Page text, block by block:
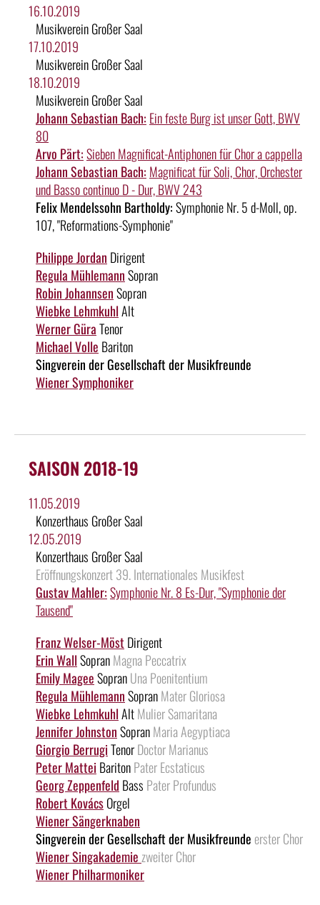
16.10.2019
Musikverein Großer Saal
17.10.2019
Musikverein Großer Saal
18.10.2019
Musikverein Großer Saal
Johann Sebastian Bach: Ein feste Burg ist unser Gott, BWV
80
Arvo Pärt:Sieben Magnificat-Antiphonen für Chor a cappella
Johann Sebastian Bach: Magnificat für Soli, Chor, Orchester
und Basso continuo D - Dur, BWV 243
Felix Mendelssohn Bartholdy:Symphonie Nr. 5 d-Moll, op.
107, "Reformations-Symphonie"
Philippe Jordan Dirigent
Regula MühlemannSopran
Robin JohannsenSopran
Wiebke LehmkuhlAlt
Werner GüraTenor
Michael Volle Bariton
Singverein der Gesellschaft der Musikfreunde
Wiener Symphoniker
SAISON 2018-19
11.05.2019
Konzerthaus Großer Saal
12.05.2019
Konzerthaus Großer Saal
Eröffnungskonzert 39. Internationales Musikfest
Gustav Mahler:Symphonie Nr. 8 Es-Dur, "Symphonie der
Tausend"
Franz Welser-Möst Dirigent
Erin WallSopranMagna Peccatrix
Emily MageeSopranUna Poenitentium
Regula MühlemannSopranMater Gloriosa
Wiebke LehmkuhlAltMulier Samaritana
Jennifer JohnstonSopranMaria Aegyptiaca
Giorgio BerrugiTenorDoctor Marianus
Peter Mattei BaritonPater Ecstaticus
Georg Zeppenfeld Bass Pater Profundus
Robert KovácsOrgel
Wiener Sängerknaben
Singverein der Gesellschaft der Musikfreunde erster Chor
Wiener Singakademie zweiter Chor
Wiener Philharmoniker